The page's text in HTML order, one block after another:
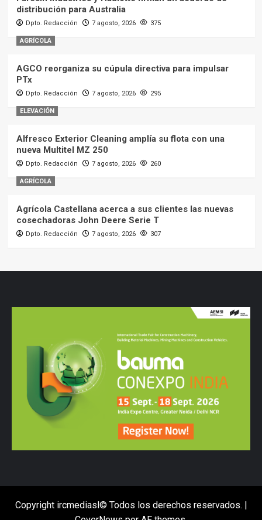
distribución para Australia
Dpto. Redacción 7 agosto, 2026 375
AGRÍCOLA
AGCO reorganiza su cúpula directiva para impulsar
PTx
Dpto. Redacción 7 agosto, 2026 295
ELEVACIÓN
Alfresco Exterior Cleaning amplía su flota con una
nueva Multitel MZ 250
Dpto. Redacción 7 agosto, 2026 260
AGRÍCOLA
Agrícola Castellana acerca a sus clientes las nuevas
cosechadoras John Deere Serie T
Dpto. Redacción 7 agosto, 2026 307
Copyright ircmediasl© Todos los derechos reservados. |